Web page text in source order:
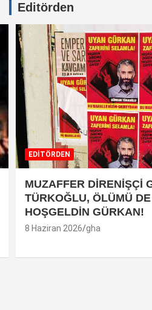
Editörden
EDİTÖRDEN
MUZAFFER DİRENİŞÇİ
TÜRKOĞLU, ÖLÜMÜ
HOŞGELDİN GÜRKAN!
8 Haziran 2026 gha